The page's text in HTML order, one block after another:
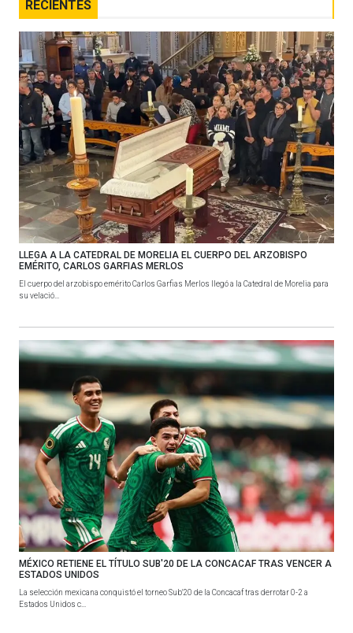
RECIENTES
LLEGA A LA CATEDRAL DE MORELIA EL CUERPO DEL ARZOBISPO
EMÉRITO, CARLOS GARFIAS MERLOS
El cuerpo del arzobispo emérito Carlos Garfias Merlos llegó a la Catedral de Morelia para
su velació...
MÉXICO RETIENE EL TÍTULO SUB'20 DE LA CONCACAF TRAS VENCER A
ESTADOS UNIDOS
La selección mexicana conquistó el torneo Sub'20 de la Concacaf tras derrotar 0-2 a
Estados Unidos c...